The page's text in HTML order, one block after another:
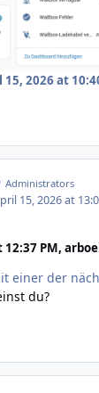
15, 2026 at
Administrators
15, 2026 at
PM,
einer der
du?